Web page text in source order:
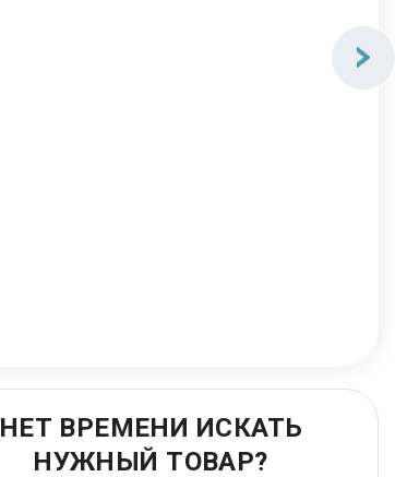
НЕТ ВРЕМЕНИ ИСКАТЬ
НУЖНЫЙ ТОВАР?